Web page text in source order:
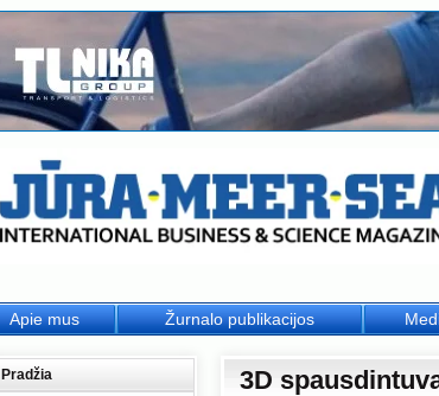
3D
Pradžia
Apie mus Žurnalo publikacijos